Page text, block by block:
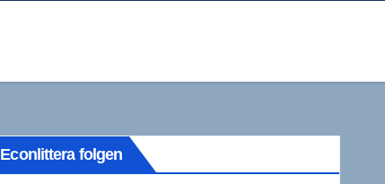
Econlittera folgen